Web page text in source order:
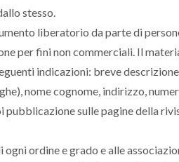
stesso.
liberatorio da parte di
per fini non commerciali. Il
indicazioni: breve
nome cognome, indirizzo,
sulle pagine della
ordine e grado e alle